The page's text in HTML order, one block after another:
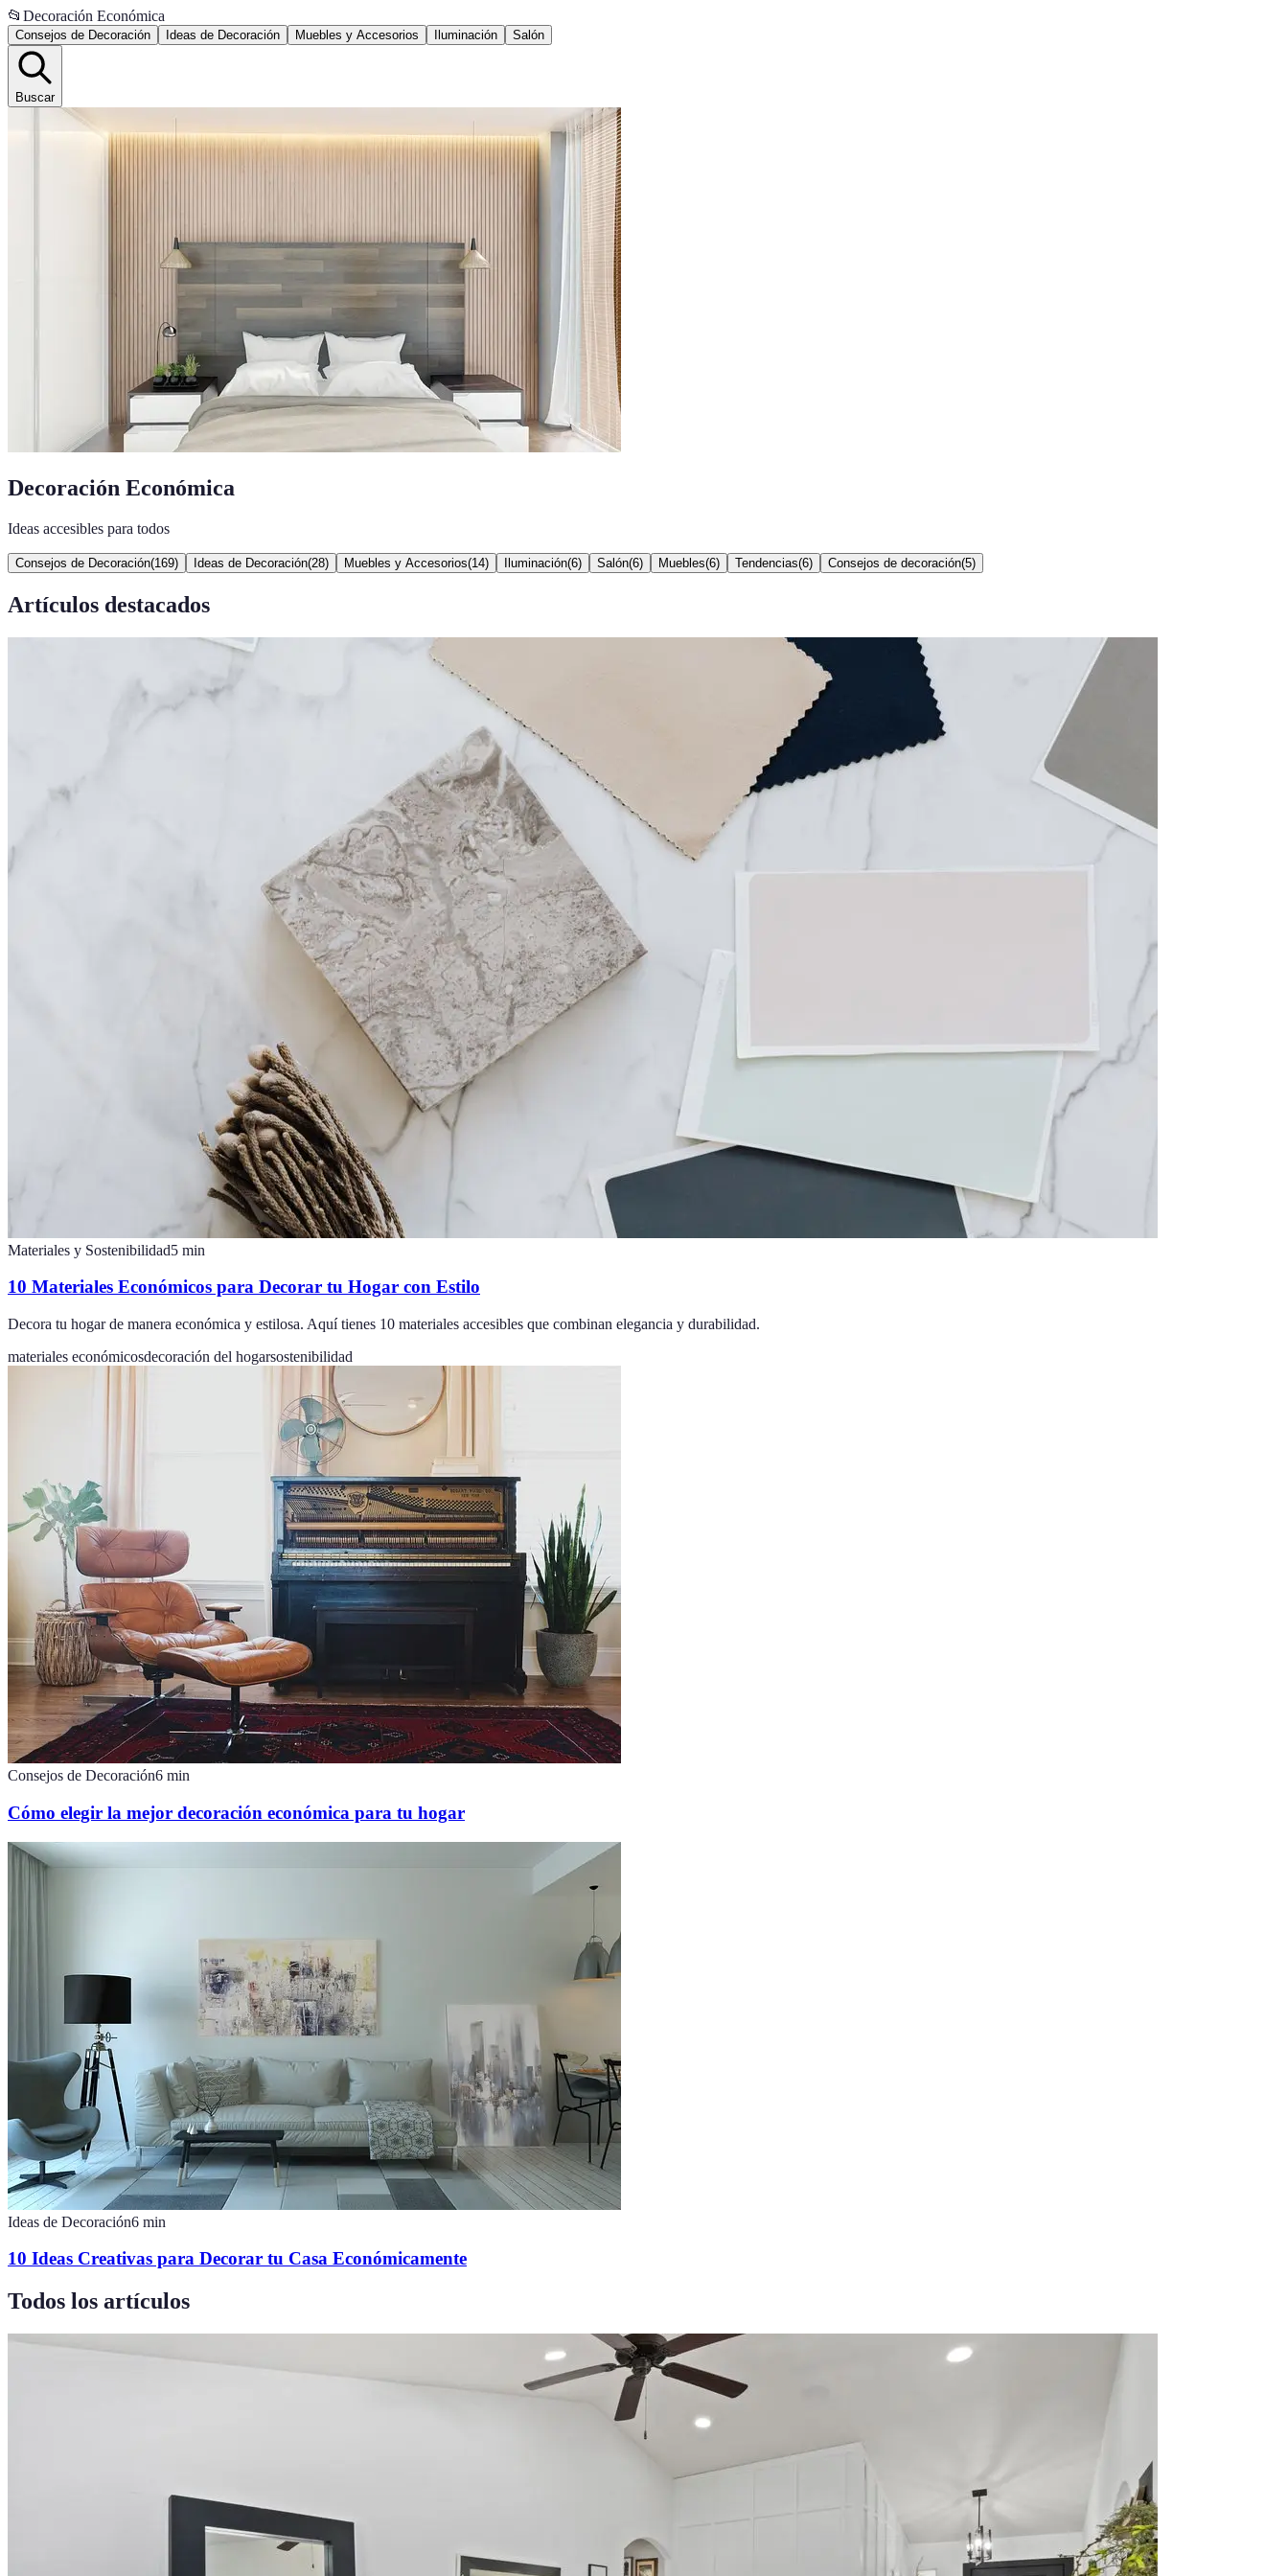
📂 Decoración Económica
Consejos de Decoración Ideas de Decoración Muebles y Accesorios Iluminación Salón
Buscar
Decoración Económica
Ideas accesibles para todos
Consejos de Decoración(169) Ideas de Decoración(28) Muebles y Accesorios(14) Iluminación(6) Salón(6) Muebles(6) Tendencias(6) Consejos de decoración(5)
Artículos destacados
Materiales y Sostenibilidad5 min
10 Materiales Económicos para Decorar tu Hogar con Estilo
Decora tu hogar de manera económica y estilosa. Aquí tienes 10 materiales accesibles que combinan elegancia y durabilidad.
materiales económicosdecoración del hogarsostenibilidad
Consejos de Decoración6 min
Cómo elegir la mejor decoración económica para tu hogar
Ideas de Decoración6 min
10 Ideas Creativas para Decorar tu Casa Económicamente
Todos los artículos